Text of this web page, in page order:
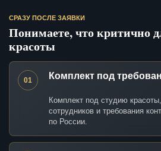
СРАЗУ ПОСЛЕ ЗАЯВКИ
Понимаете, что критично
красоты
01 Комплект под
Комплект под студию
сотрудников и требования
по России.